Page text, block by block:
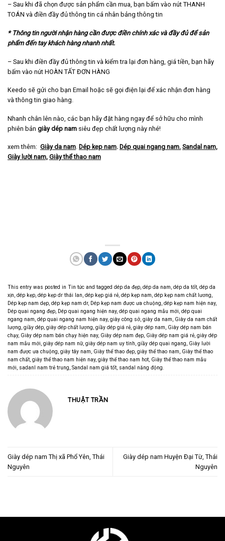
– Sau khi đã chọn được sản phẩm cần mua, bạn bấm vào nút THANH
TOÁN và điền đầy đủ thông tin cá nhân bảng thông tin
* Thông tin người nhận hàng cần được điền chính xác và đầy đủ để sản
phẩm đến tay khách hàng nhanh nhất.
– Sau khi điền đầy đủ thông tin và kiểm tra lại đơn hàng, giá tiền, bạn hãy
bấm vào nút HOÀN TẤT ĐƠN HÀNG
Keedo sẽ gửi cho bạn Email hoặc sẽ gọi điện lại để xác nhận đơn hàng
và thông tin giao hàng.
Nhanh chân lên nào, các bạn hãy đặt hàng ngay để sở hữu cho mình
phiên bản giày dép nam siêu đẹp chất lượng này nhé!
xem thêm: Giày da nam. Dép kẹp nam. Dép quai ngang nam. Sandal nam,
Giày lười nam, Giày thể thao nam
This entry was posted in Tin tức and tagged dép da đẹp, dép da nam, dép da tốt, dép da
xịn, dép kẹp, dép kẹp dr thái lan, dép kẹp giá rẻ, dép kẹp nam, dép kẹp nam chất lương,
Dép kẹp nam dẹp, dép kẹp nam dr, Dép kẹp nam được ưa chuộng, dép kẹp nam hiện nay,
Dép quai ngang đẹp, Dép quai ngang hiện nay, dép quai ngang mẫu mới, dép quai
ngang nam, dép quai ngang nam hiện nay, giày công sở, giày da nam, Giày da nam chất
lượng, giầy dép, giày dép chất lượng, giầy dép giá rẻ, giày dép nam, Giày dép nam bán
chạy, Giày dép nam bán chạy hiện nay, Giày dép nam đẹp, Giày dép nam giá rẻ, giày dép
nam mẫu mới, giày dép nam nữ, giày dép nam uy tính, giầy dép quai ngang, Giày lười
nam được ưa chuộng, giày tây nam, Giày thể thao đẹp, giày thể thao nam, Giày thể thao
nam chất, giày thể thao nam hiện nay, giày thể thao nam hot, Giày thể thao nam mẫu
mới, sadanl nam trẻ trung, Sandal nam giá tốt, sandal năng động.
THUẬT TRẦN
Giày dép nam Thị xã Phổ Yên, Thái
Nguyên
Giày dép nam Huyện Đại Từ, Thái
Nguyên